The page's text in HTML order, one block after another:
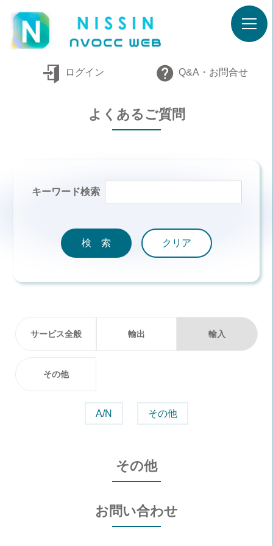
ログイン Q&A・お問合せ
よくあるご質問
キーワード検索
検 索 クリア
サービス全般 輸出 輸入
その他
A/N その他
その他
お問い合わせ